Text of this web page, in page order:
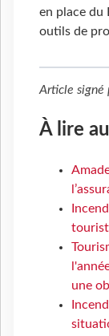
en place du
outils de
Article signé
À lire
une